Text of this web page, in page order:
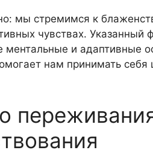
мы стремимся к
чувствах. Указанный
ментальные и адаптивные
нам принимать